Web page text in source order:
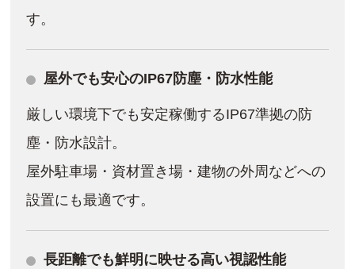
す。
屋外でも安心のIP67防塵・防水性能
厳しい環境下でも安定稼働するIP67準拠の防
塵・防水設計。
屋外駐車場・資材置き場・建物の外周などへの
設置にも最適です。
長距離でも鮮明に映せる高い視認性能